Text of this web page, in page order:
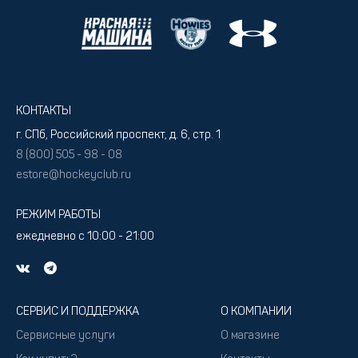
КОНТАКТЫ
г. СПб, Российский проспект, д. 6, стр. 1
8 (800) 505 - 98 - 08
estore@hockeyclub.ru
РЕЖИМ РАБОТЫ
ежедневно с 10:00 - 21:00
СЕРВИС И ПОДДЕРЖКА
Сервисные услуги
О КОМПАНИИ
О магазине